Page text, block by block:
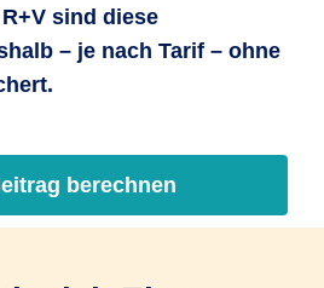
sind diese
– je nach Tarif – ohne
berechnen